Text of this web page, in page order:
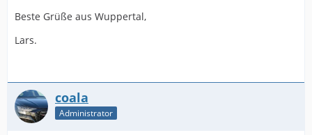
Beste Grüße aus Wuppertal,
Lars.
coala
Administrator